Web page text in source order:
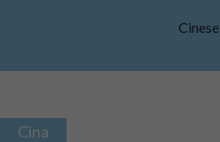
Cinese
Cina